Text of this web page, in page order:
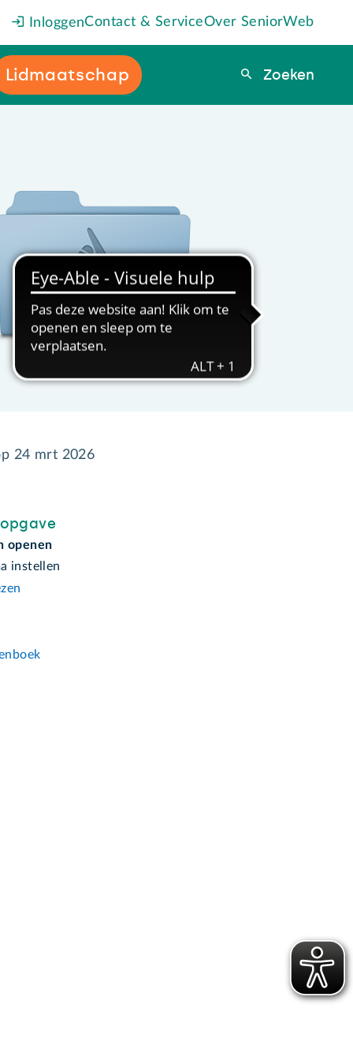
InloggenContact & ServiceOver SeniorWeb
Lidmaatschap Zoeken
Zoeken
24 mrt 2026
openen
instellen